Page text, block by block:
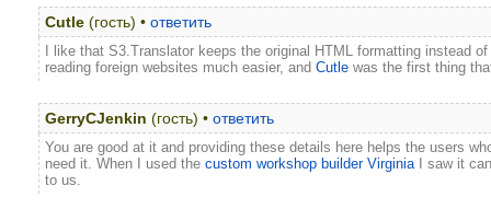
Cutle (гость) • ответить
I like that S3.Translator keeps the original HTML formatting instead
reading foreign websites much easier, and Cutle was the first thing
GerryCJenkin (гость) • ответить
You are good at it and providing these details here helps the users
need it. When I used the custom workshop builder VirginiaI saw it
to us.